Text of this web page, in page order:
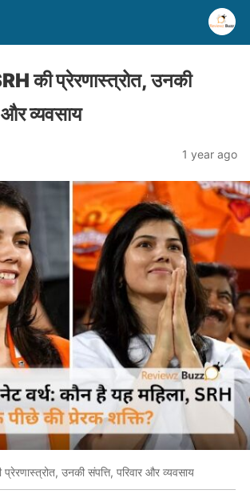
की प्रेरणास्त्रोत, उनकी
और व्यवसाय
1 year ago
प्रेरणास्त्रोत, उनकी संपत्ति, परिवार और व्यवसाय